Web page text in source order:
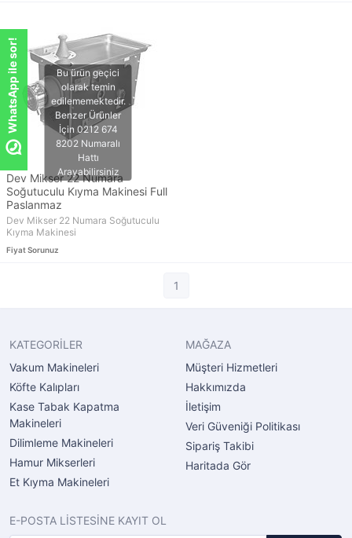
Dev Mikser 22 Numara
Soğutuculu Kıyma Makinesi Full
Paslanmaz
Dev Mikser 22 Numara Soğutuculu
Kıyma Makinesi
Fiyat Sorunuz
1
KATEGORİLER
Vakum Makineleri
Köfte Kalıpları
Kase Tabak Kapatma
Makineleri
Dilimleme Makineleri
Hamur Mikserleri
Et Kıyma Makineleri
MAĞAZA
Müşteri Hizmetleri
Hakkımızda
İletişim
Veri Güveniği Politikası
Sipariş Takibi
Haritada Gör
E-POSTA LİSTESİNE KAYIT OL
WhatsApp ile sor!